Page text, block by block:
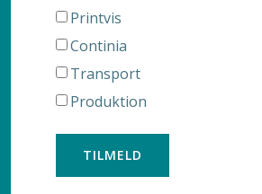
Printvis
Continia
Transport
Produktion